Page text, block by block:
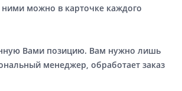
можно в карточке каждого
Вами позицию. Вам нужно лишь
менеджер, обработает заказ